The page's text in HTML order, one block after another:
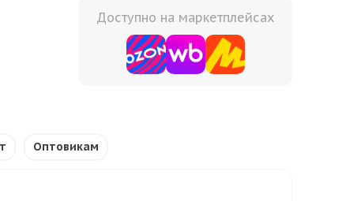
Доступно на маркетплейсах
Оптовикам